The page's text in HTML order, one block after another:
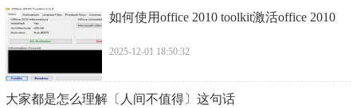
​如何使用office 2010 toolkit激活office 2010
2025-12-01 18:50:32
​大家都是怎么理解〔人间不值得〕这句话